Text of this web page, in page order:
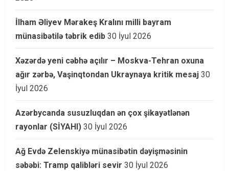
İlham Əliyev Mərakeş Kralını milli bayram
münasibətilə təbrik edib 30 İyul 2026
Xəzərdə yeni cəbhə açılır – Moskva-Tehran oxuna
ağır zərbə, Vaşinqtondan Ukraynaya kritik mesaj 30
İyul 2026
Azərbycanda susuzluqdan ən çox şikayətlənən
rayonlar (SİYAHI) 30 İyul 2026
Ağ Evdə Zelenskiyə münasibətin dəyişməsinin
səbəbi: Tramp qalibləri sevir 30 İyul 2026